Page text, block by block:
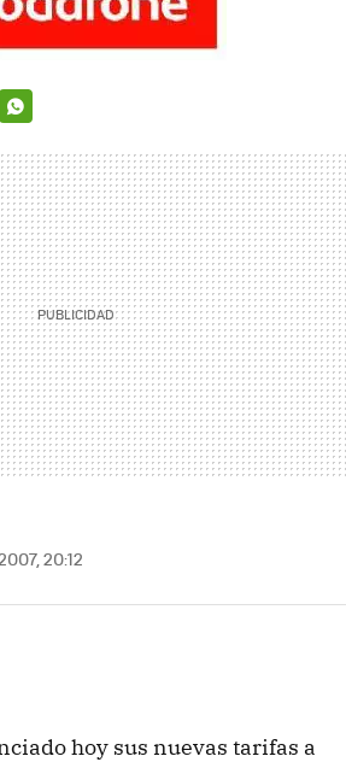
20:12
hoy sus nuevas tarifas a